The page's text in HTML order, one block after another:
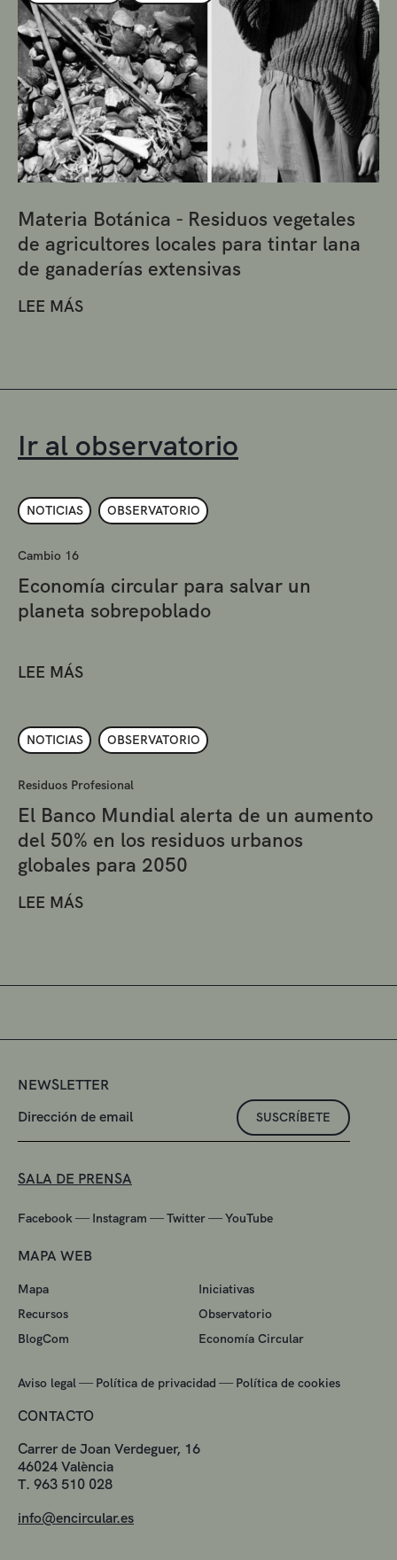
Materia Botánica - Residuos vegetales
de agricultores locales para tintar lana
de ganaderías extensivas
LEE MÁS
Ir al observatorio
NOTICIAS OBSERVATORIO
Cambio 16
Economía circular para salvar un
planeta sobrepoblado
LEE MÁS
NOTICIAS OBSERVATORIO
Residuos Profesional
El Banco Mundial alerta de un aumento
del 50% en los residuos urbanos
globales para 2050
LEE MÁS
NEWSLETTER
SUSCRÍBETE
SALA DE PRENSA
Facebook— Instagram —Twitter—YouTube
MAPA WEB
Mapa
Iniciativas
Recursos
Observatorio
BlogCom
Economía Circular
Aviso legal— Política de privacidad — Política de cookies
CONTACTO
Carrer de Joan Verdeguer, 16
46024 València
T. 963 510 028
info@encircular.es